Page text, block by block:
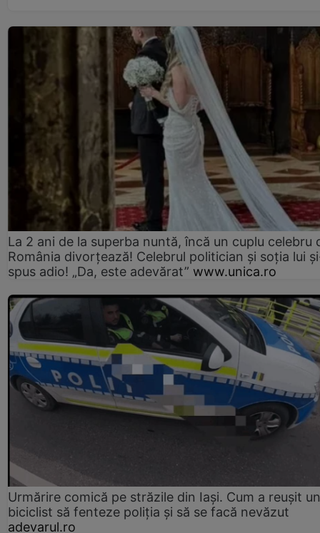
La 2 ani de la superba nuntă, încă un cuplu celebru
România divorțează! Celebrul politician și soția lui
spus adio! „Da, este adevărat” www.unica.ro
Urmărire comică pe străzile din Iași. Cum a reușit un
biciclist să fenteze poliția și să se facă nevăzut
adevarul.ro